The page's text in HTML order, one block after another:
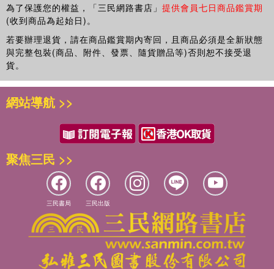
適用卡套：不需要
【基本屬性】
遊戲類型：擲骰/講故事遊戲
適合年齡：6歲以上
遊戲時間：約20分
語言版本：國際
商品除瑕疵品外，恕不接受退換貨
因拍攝略有色差，圖片僅供參考，顏色請以實際收到商品為準
為了保護您的權益，「三民網路書店」 提供會員七日商品鑑賞期
(收到商品為起始日)。
若要辦理退貨，請在商品鑑賞期內寄回，且商品必須是全新狀態
與完整包裝(商品、附件、發票、隨貨贈品等)否則恕不接受退
貨。
網站導航 >>
聚焦三民 >>
三民書局 三民出版